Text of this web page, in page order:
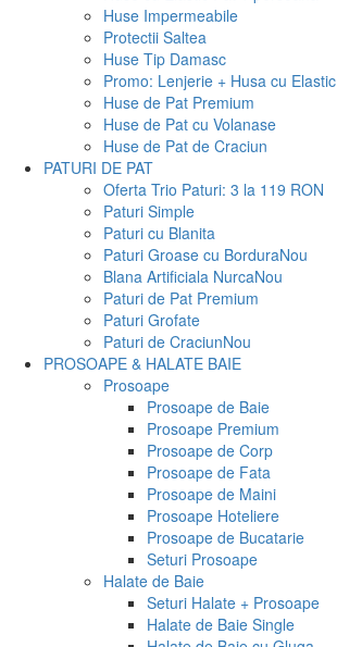
Huse Impermeabile
Protectii Saltea
Huse Tip Damasc
Promo: Lenjerie + Husa cu Elastic
Huse de Pat Premium
Huse de Pat cu Volanase
Huse de Pat de Craciun
PATURI DE PAT
Oferta Trio Paturi: 3 la 119 RON
Paturi Simple
Paturi cu Blanita
Paturi Groase cu BorduraNou
Blana Artificiala NurcaNou
Paturi de Pat Premium
Paturi Grofate
Paturi de CraciunNou
PROSOAPE & HALATE BAIE
Prosoape
Prosoape de Baie
Prosoape Premium
Prosoape de Corp
Prosoape de Fata
Prosoape de Maini
Prosoape Hoteliere
Prosoape de Bucatarie
Seturi Prosoape
Halate de Baie
Seturi Halate + Prosoape
Halate de Baie Single